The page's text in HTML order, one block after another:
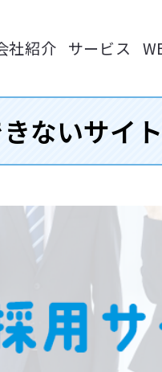
社紹介 サービス
きないサイ